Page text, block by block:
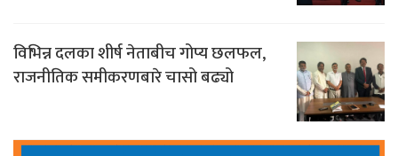
विभिन्न दलका शीर्ष नेताबीच गोप्य छलफल,
राजनीतिक समीकरणबारे चासो बढ्यो